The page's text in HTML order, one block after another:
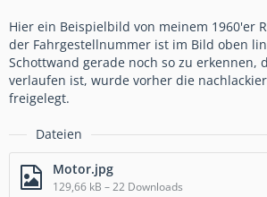
Hier ein Beispielbild von meinem 1960'er
der Fahrgestellnummer ist im Bild oben
Schottwand gerade noch so zu erkennen,
verlaufen ist, wurde vorher die
freigelegt.
Dateien
Motor.jpg
129,66 kB – 22 Downloads